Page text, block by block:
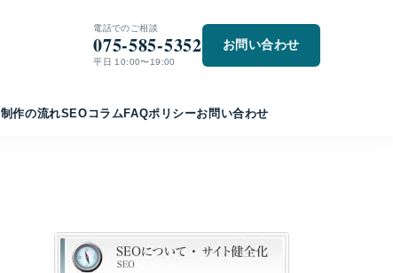
電話でのご相談
075-585-5352
平日 10:00〜19:00
お問い合わせ
制作の流れSEO コラムFAQポリシーお問い合わせ